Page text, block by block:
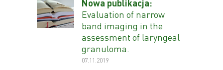
Nowa publikacja:
Evaluation of narrow
band imaging in the
assessment of laryngeal
granuloma.
07.11.2019